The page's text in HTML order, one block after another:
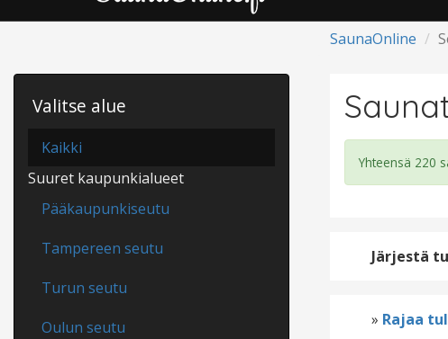
SaunaOnline
Valitse alue
Kaikki
Suuret kaupunkialueet
Pääkaupunkiseutu
Tampereen seutu
Turun seutu
Oulun seutu
Yhteensä 220
Järjestä
» Rajaa